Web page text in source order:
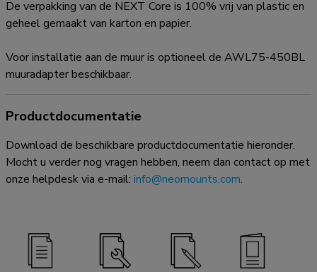
De verpakking van de NEXT Core is 100% vrij van plastic en
geheel gemaakt van karton en papier.
Voor installatie aan de muur is optioneel de AWL75-450BL
muuradapter beschikbaar.
Productdocumentatie
Download de beschikbare productdocumentatie hieronder.
Mocht u verder nog vragen hebben, neem dan contact op met
onze helpdesk via e-mail: info@neomounts.com.